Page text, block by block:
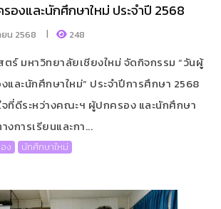
งและนักศึกษาใหม่ ประจำปี 2568
น 2568 248
มหาวิทยาลัยเชียงใหม่ จัดกิจกรรม “วันผู้
ละนักศึกษาใหม่” ประจำปีการศึกษา 2568
จที่ดีระหว่างคณะฯ ผู้ปกครอง และนักศึกษา
งการเรียนและกา...
ง นักศึกษาใหม่